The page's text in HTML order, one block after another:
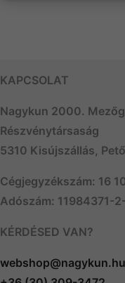
KAPCSOLAT
Nagykun 2000.
Részvénytársaság
5310 Kisújszállás,
Cégjegyzékszám: 16
Adószám: 11984371-
KÉRDÉSED VAN?
webshop@nagykun.hu